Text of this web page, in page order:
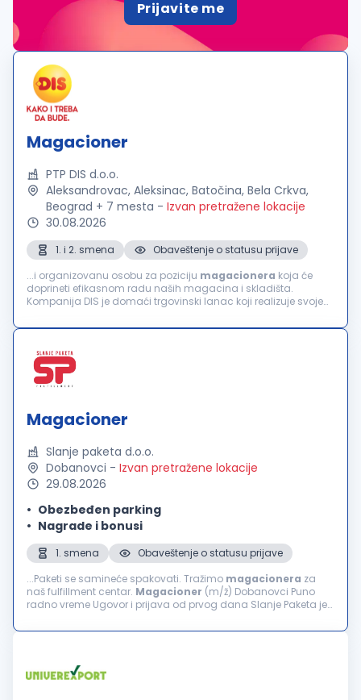
Prijavite me
Magacioner
PTP DIS d.o.o.
Aleksandrovac, Aleksinac, Batočina, Bela Crkva,
Beograd + 7 mesta - Izvan pretražene lokacije
30.08.2026
1. i 2. smena
Obaveštenje o statusu prijave
...i organizovanu osobu za poziciju magacionera koja će
doprineti efikasnom radu naših magacina i skladišta.
Kompanija DIS je domaći trgovinski lanac koji realizuje svoje
franšize. U cilju jačanja našeg...
Magacioner
Slanje paketa d.o.o.
Dobanovci - Izvan pretražene lokacije
29.08.2026
Obezbeđen parking
Nagrade i bonusi
1. smena
Obaveštenje o statusu prijave
...Paketi se samineće spakovati. Tražimo magacionera za
naš fulfillment centar. Magacioner (m/ž) Dobanovci Puno
radno vreme Ugovor i prijava od prvog dana Slanje Paketa je
BiH...